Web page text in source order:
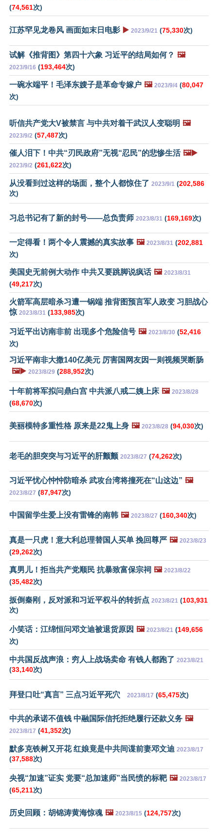
(74,561次)
江苏罕见龙卷风 画面如末日电影 ▶️ 2023/9/21 (75,330次)
试解《推背图》第四十六象 习近平的结局如何？ 🖼️
2023/9/16 (193,464次)
一碗水端平！毛泽东嫂子是革命专嫁户 🖼️ 2023/9/4 (80,047
次)
听信共产党大V被禁言 与中共对着干武汉人变聪明 🖼️
2023/9/2 (57,487次)
催人泪下！中共“刃民政府”无视“忍民”的悲惨生活 🖼️▶️
2023/9/2 (261,622次)
从没看到过这样的场面，整个人都惊住了 2023/9/1 (202,586
次)
习总书记有了新的封号——总负责师 2023/8/31 (169,169次)
一定得看！两个令人震撼的真实故事 🖼️ 2023/8/31 (202,881
次)
美国史无前例大动作 中共又要跳脚说疯话 🖼️ 2023/8/31
(49,217次)
火箭军高层暗杀习遭一锅端 推背图预言军人政变 习胆战心
惊 2023/8/31 (133,985次)
习近平出访南非前 出现多个危险信号 🖼️ 2023/8/30 (52,416
次)
习近平南非大撒140亿美元 厉害国网友因一则视频哭断肠
🖼️▶️ 2023/8/29 (288,952次)
十年前将军拟问鼎白宫 中共派八戒二姨上床 🖼️ 2023/8/28
(68,670次)
美丽模特多重性格 原来是22鬼上身 🖼️ 2023/8/28 (94,030次)
老毛的胆突突与习近平的肝颤颤 2023/8/27 (74,262次)
习近平忧心忡忡防暗杀 武攻台湾将撞死在“山这边” 🖼️
2023/8/27 (87,947次)
中国留学生爱上没有雷锋的南韩 🖼️ 2023/8/27 (160,340次)
真是一只虎！意大利总理替国人买单 挽回尊严 🖼️ 2023/8/23
(29,262次)
真男儿！拒当共产党顺民 抗暴致富保宗祠 🖼️ 2023/8/22
(35,482次)
扳倒秦刚，反对派和习近平权斗的转折点 2023/8/21 (103,931
次)
小笑话：江绵恒问邓文迪被退货原因 🖼️ 2023/8/21 (149,656
次)
中共国反战声浪：穷人上战场卖命 有钱人都跑了 2023/8/21
(33,140次)
拜登口吐“真言” 三点习近平死穴 2023/8/17 (65,475次)
中共的承诺不值钱 中融国际信托拒绝履行还款义务 🖼️
2023/8/17 (41,352次)
默多克铁树又开花 红娘竟是中共间谍前妻邓文迪 2023/8/17
(37,588次)
央视“加速”证实 党要“总加速师”当民愤的标靶 🖼️ 2023/8/17
(65,211次)
历史回顾：胡锦涛黄海惊魂 🖼️ 2023/8/15 (124,757次)